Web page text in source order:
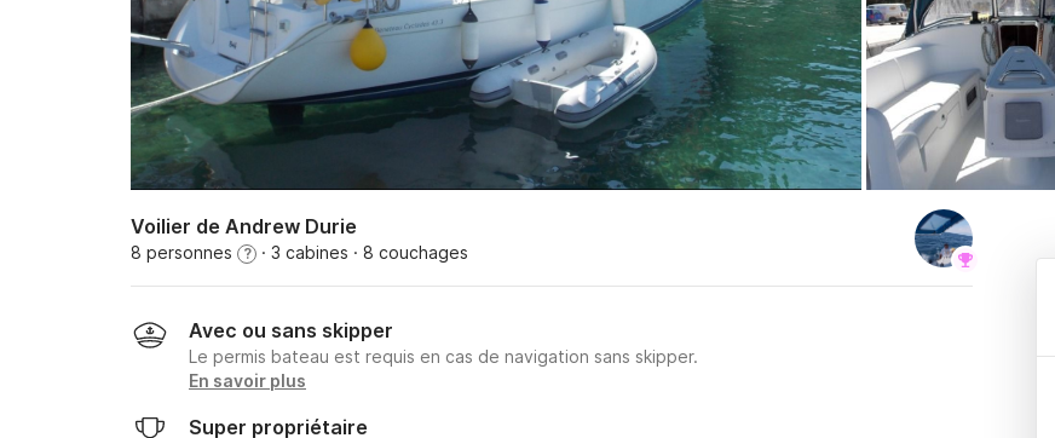
Voilier de Andrew Durie
8 personnes ? · 3 cabines · 8 couchages
Avec ou sans skipper
Le permis bateau est requis en cas de navigation sans skipper.
En savoir plus
Super propriétaire